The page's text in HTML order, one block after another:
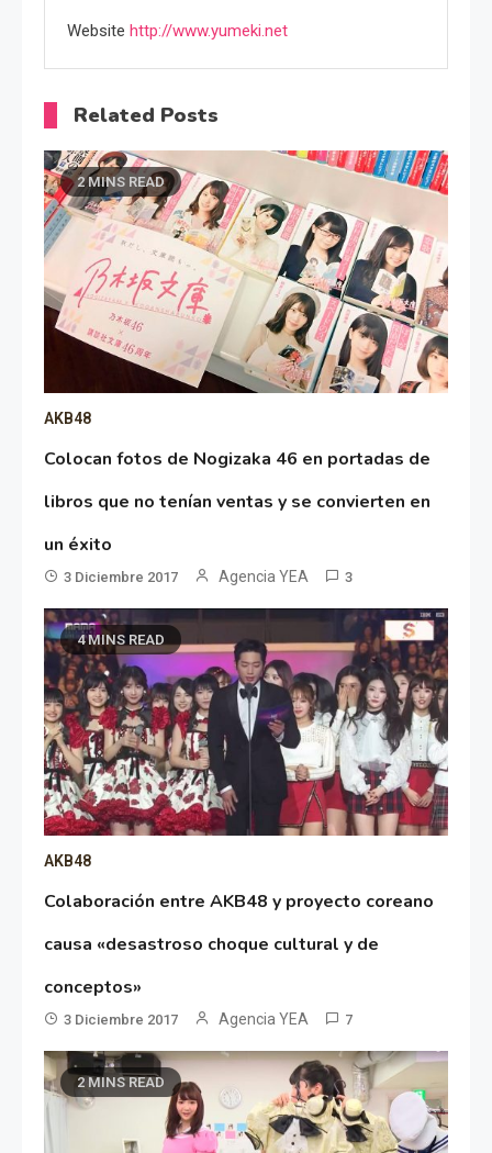
Website http://www.yumeki.net
Related Posts
2 MINS READ
AKB48
Colocan fotos de Nogizaka 46 en portadas de
libros que no tenían ventas y se convierten en
un éxito
3 Diciembre 2017 Agencia YEA 3
4 MINS READ
AKB48
Colaboración entre AKB48 y proyecto coreano
causa «desastroso choque cultural y de
conceptos»
3 Diciembre 2017 Agencia YEA 7
2 MINS READ